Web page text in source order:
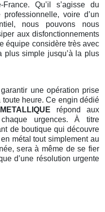
Qu’il s’agisse du
voire d’un
nous pouvons nous
aux disfonctionnements
équipe considère très avec
plus simple jusqu’à la plus
une opération prise
heure. Ce engin dédié
répond aux
urgences. À titre
de boutique qui découvre
métal tout simplement au
sera à même de se fier
d’une résolution urgente